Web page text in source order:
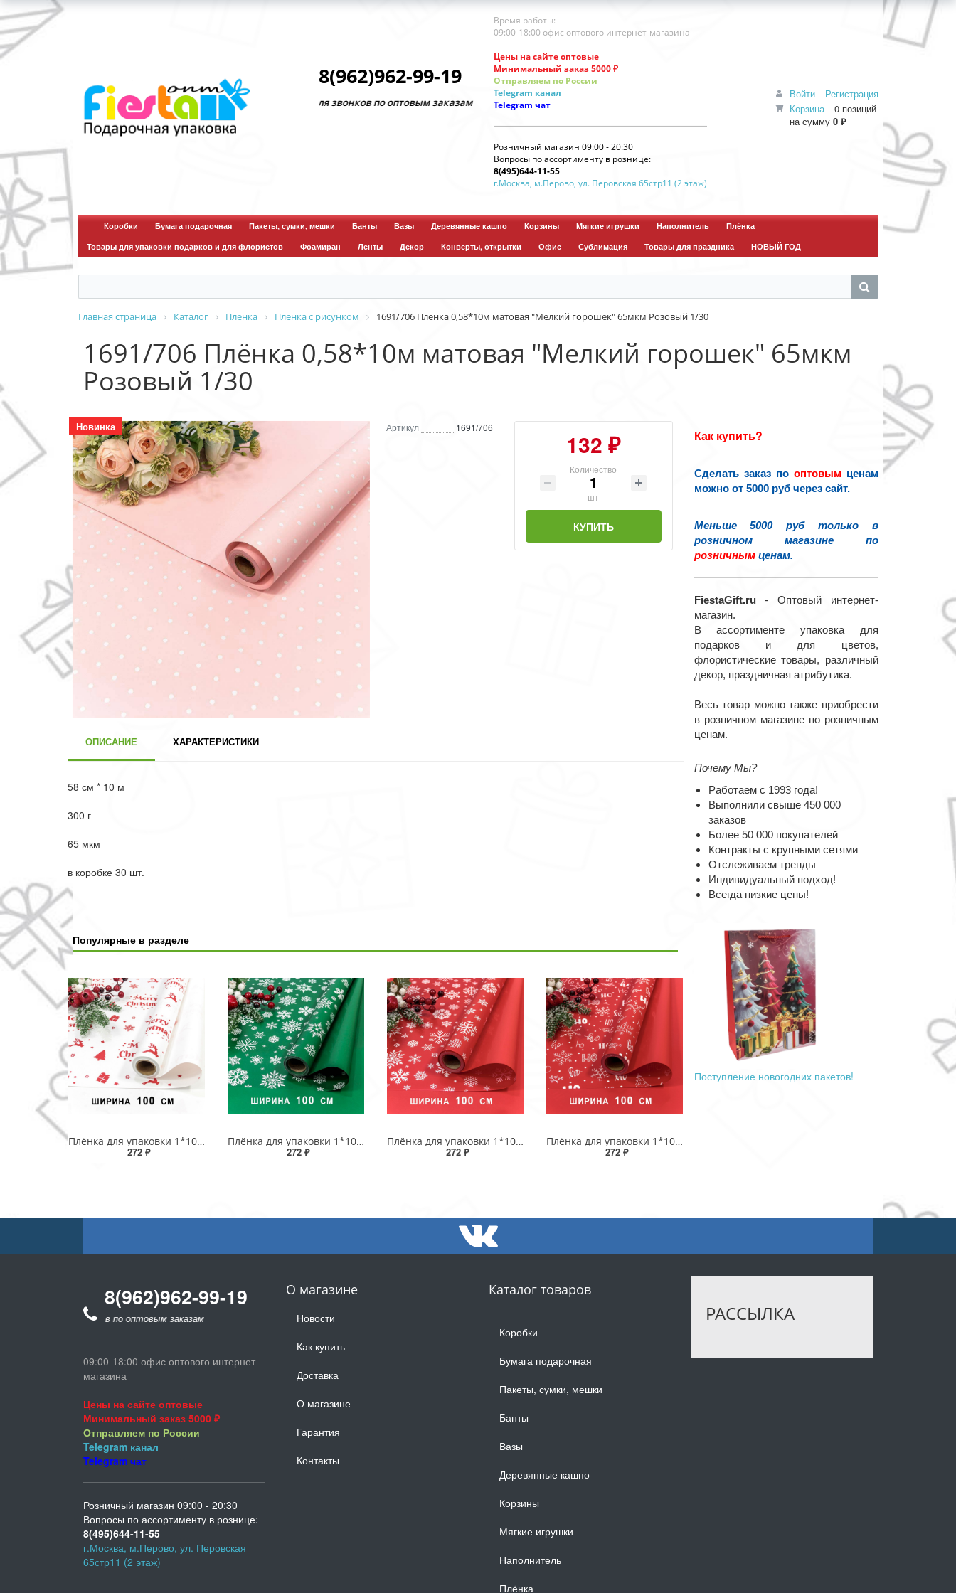
Войти
Регистрация
Корзина
0 позиций
на сумму 0 ₽
8(962)962-99-19
для звонков по оптовым заказам
Время работы:
09:00-18:00 офис оптового интернет-магазина
Цены на сайте оптовые
Минимальный заказ 5000 ₽
Отправляем по России
Telegram канал
Telegram чат
Розничный магазин 09:00 - 20:30
Вопросы по ассортименту в рознице:
8(495)644-11-55
г.Москва, м.Перово, ул. Перовская 65стр11 (2 этаж)
Коробки Бумага подарочная Пакеты, сумки, мешки Банты Вазы Деревянные кашпо Корзины Мягкие игрушки Наполнитель
Плёнка
Товары для упаковки подарков и для флористов
Фоамиран Ленты Декор Конверты, открытки Офис Сублимация Товары для праздника НОВЫЙ ГОД
Главная страница Каталог Плёнка Плёнка с рисунком 1691/706 Плёнка 0,58*10м матовая "Мелкий горошек" 65мкм Розовый 1/30
1691/706 Плёнка 0,58*10м матовая "Мелкий горошек" 65мкм
Розовый 1/30
Новинка Артикул 1691/706
132 ₽
Количество
шт
КУПИТЬ
ОПИСАНИЕ ХАРАКТЕРИСТИКИ
58 см * 10 м
300 г
65 мкм
в коробке 30 шт.
Популярные в разделе
Плёнка для упаковки 1*10м "Новогодняя"-271 65мкм 1/20
272 ₽
Плёнка для упаковки 1*10м "Новогодняя"-222 65мкм 1/20
272 ₽
Плёнка для упаковки 1*10м "Новогодняя"-221 65мкм 1/20
272 ₽
Плёнка для упаковки 1*10м "Новогодняя"-261 65мкм 1/20
272 ₽
Как купить?
Сделать заказ по оптовым ценам
можно от 5000 руб через сайт.
Меньше 5000 руб только в
розничном магазине по
розничнымценам.
FiestaGift.ru- Оптовый интернет-
магазин.
В ассортименте упаковка для
подарков и для цветов,
флористические товары, различный
декор, праздничная атрибутика.
Весь товар можно также приобрести
в розничном магазине по розничным
ценам.
Почему Мы?
Работаем с 1993 года!
Выполнили свыше 450 000
заказов
Более 50 000 покупателей
Контракты с крупными сетями
Отслеживаем тренды
Индивидуальный подход!
Всегда низкие цены!
Поступление новогодних пакетов!
О магазине
Новости
Как купить
Доставка
О магазине
Гарантия
Контакты
Каталог товаров
Коробки
Бумага подарочная
Пакеты, сумки, мешки
Банты
Вазы
Деревянные кашпо
Корзины
Мягкие игрушки
Наполнитель
Плёнка
РАССЫЛКА
8(962)962-99-19
для звонков по оптовым заказам
09:00-18:00 офис оптового интернет-
магазина
Цены на сайте оптовые
Минимальный заказ 5000 ₽
Отправляем по России
Telegram канал
Telegram чат
Розничный магазин 09:00 - 20:30
Вопросы по ассортименту в рознице:
8(495)644-11-55
г.Москва, м.Перово, ул. Перовская
65стр11 (2 этаж)